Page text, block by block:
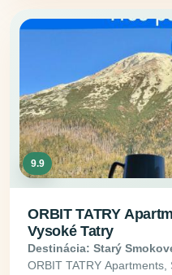
9.9
ORBIT TATRY
Vysoké Tatry
Destinácia: Starý
ORBIT TATRY